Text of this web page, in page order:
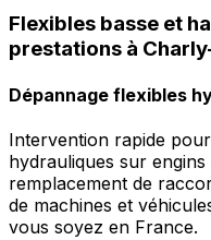
Flexibles basse et
prestations à
Dépannage flexibles
Intervention rapide
hydrauliques sur
remplacement de
de machines et
vous soyez en France.